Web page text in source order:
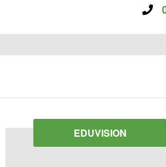
EDUVISION